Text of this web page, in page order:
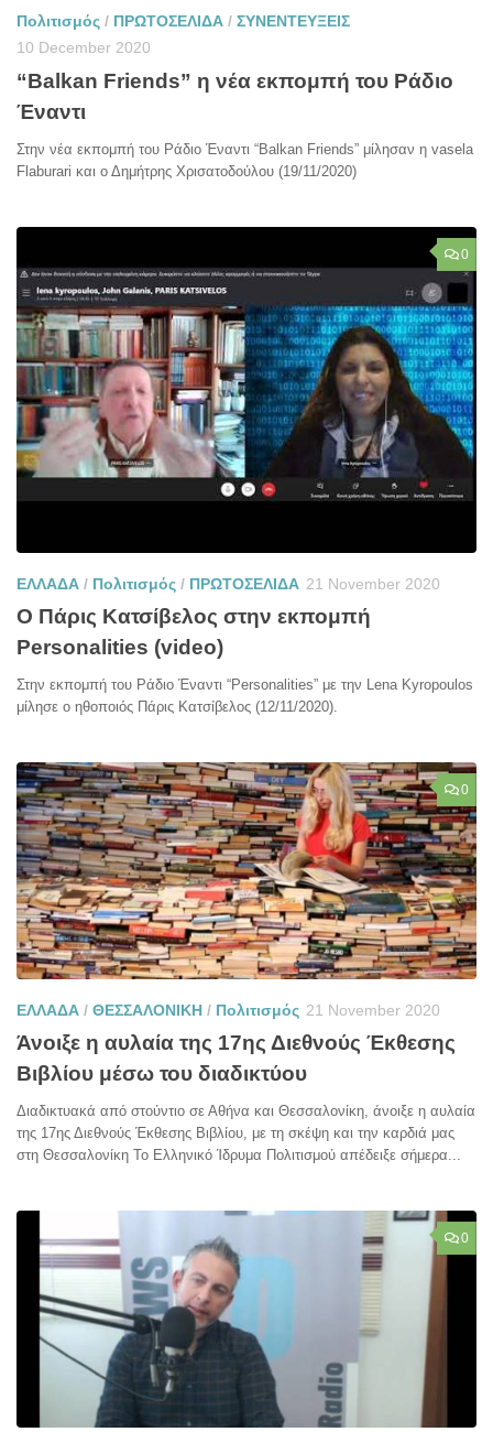
Πολιτισμός / ΠΡΩΤΟΣΕΛΙΔΑ / ΣΥΝΕΝΤΕΥΞΕΙΣ
10 December 2020
“Balkan Friends” η νέα εκπομπή του Ράδιο
Έναντι
Στην νέα εκπομπή του Ράδιο Έναντι “Balkan Friends” μίλησαν η vasela
Flaburari και ο Δημήτρης Χρισατοδούλου (19/11/2020)
0
ΕΛΛΑΔΑ / Πολιτισμός / ΠΡΩΤΟΣΕΛΙΔΑ 21 November 2020
Ο Πάρις Κατσίβελος στην εκπομπή
Personalities (video)
Στην εκπομπή του Ράδιο Έναντι “Personalities” με την Lena Kyropoulos
μίλησε ο ηθοποιός Πάρις Κατσίβελος (12/11/2020).
0
ΕΛΛΑΔΑ / ΘΕΣΣΑΛΟΝΙΚΗ / Πολιτισμός 21 November 2020
Άνοιξε η αυλαία της 17ης Διεθνούς Έκθεσης
Βιβλίου μέσω του διαδικτύου
Διαδικτυακά από στούντιο σε Αθήνα και Θεσσαλονίκη, άνοιξε η αυλαία
της 17ης Διεθνούς Έκθεσης Βιβλίου, με τη σκέψη και την καρδιά μας
στη Θεσσαλονίκη Το Ελληνικό Ίδρυμα Πολιτισμού απέδειξε σήμερα...
0